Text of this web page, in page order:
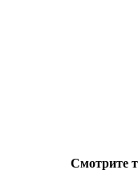
Смотрите